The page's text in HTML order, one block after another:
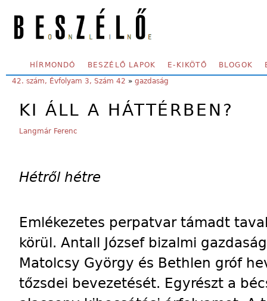
SECONDARY MENU
HÍRMONDÓ BESZÉLŐ LAPOK E-KIKÖTŐ BLOGOK
YOU ARE HERE:
42. szám, Évfolyam 3, Szám 42 » gazdaság
KI ÁLL A HÁTTÉRBEN?
Langmár Ferenc
Hétről hétre
Emlékezetes perpatvar támadt
körül. Antall József bizalmi
Matolcsy György és Bethlen gróf
tőzsdei bevezetését. Egyrészt a